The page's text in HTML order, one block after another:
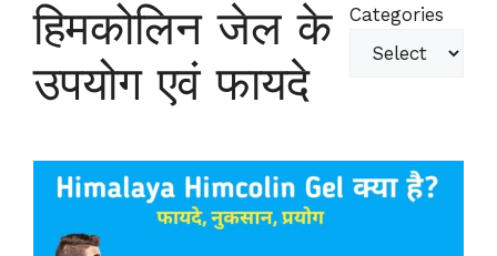
हिमकोलिन जेल के
उपयोग एवं फायदे
Categories